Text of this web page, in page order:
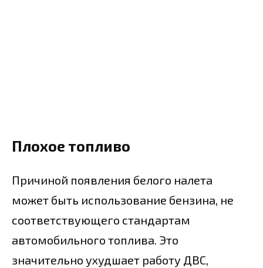
Плохое топливо
Причиной появления белого налета
может быть использование бензина, не
соответствующего стандартам
автомобильного топлива. Это
значительно ухудшает работу ДВС,